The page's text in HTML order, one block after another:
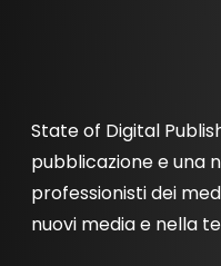
State of Digital
pubblicazione e una
professionisti dei
nuovi media e nella